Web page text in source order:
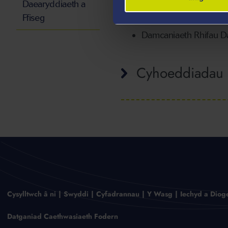
Damcaniaeth Rhifau
Cyhoeddiadau
Daearyddiaeth a
Ffiseg
Cysylltwch â ni Swyddi Cyfadrannau Y Wasg Iechyd a
Datganiad Caethwasiaeth Fodern